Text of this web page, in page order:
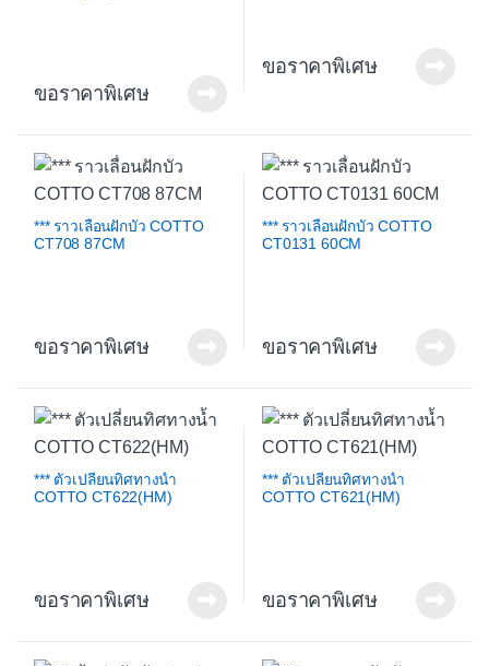
ขอราคาพิเศษ
ขอราคาพิเศษ
*** ราวเลื่อนฝักบัว COTTO
CT708 87CM
ขอราคาพิเศษ
*** ราวเลื่อนฝักบัว COTTO
CT0131 60CM
ขอราคาพิเศษ
*** ตัวเปลี่ยนทิศทางน้ำ
COTTO CT622(HM)
ขอราคาพิเศษ
*** ตัวเปลี่ยนทิศทางน้ำ
COTTO CT621(HM)
ขอราคาพิเศษ